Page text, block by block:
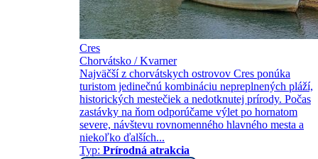
Cres
Chorvátsko / Kvarner
Najväčší z chorvátskych ostrovov Cres ponúka
turistom jedinečnú kombináciu nepreplnených pláží,
historických mestečiek a nedotknutej prírody. Počas
zastávky na ňom odporúčame výlet po hornatom
severe, návštevu rovnomenného hlavného mesta a
niekoľko ďalších...
Typ: Prírodná atrakcia